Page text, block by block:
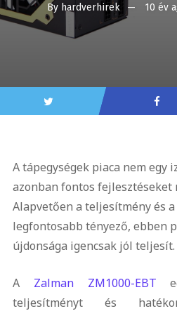
By hardverhirek 10 év
A tápegységek piaca nem egy
azonban fontos fejlesztéseket
Alapvetően a teljesítmény és
legfontosabb tényező, ebben
újdonsága igencsak jól teljesít.
A Zalman ZM1000-EBT
teljesítményt és